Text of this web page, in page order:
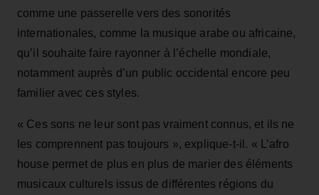
comme une passerelle vers des sonorités
internationales, comme la musique arabe ou africaine,
qu’il souhaite faire rayonner à l’échelle mondiale,
notamment auprès d’un public occidental encore peu
familier avec ces styles.
« Ces sons ne leur sont pas vraiment connus, et ils ne
les comprennent pas toujours », explique-t-il. « L’afro
house permet de plus en plus de marier des éléments
musicaux culturels issus de différentes régions du